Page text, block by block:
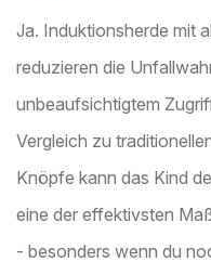
Ja. Induktionsherde mit
reduzieren die
unbeaufsichtigtem
Vergleich zu
Knöpfe kann das Kind
eine der effektivsten
- besonders wenn du